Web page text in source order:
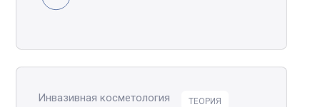
Инвазивная косметология ТЕОРИЯ